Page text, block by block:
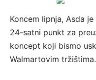
Koncem lipnja, Asda
24-satni punkt za
koncept koji bismo
Walmartovim tržištima.